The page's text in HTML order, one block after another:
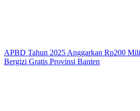
APBD Tahun 2025 Anggarkan Rp200
Bergizi Gratis Provinsi Banten